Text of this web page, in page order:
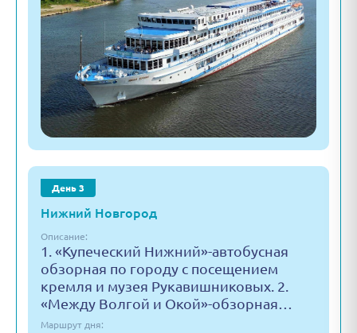
День 3
Нижний Новгород
Описание:
1. «Купеческий Нижний»-автобусная
обзорная по городу с посещением
кремля и музея Рукавишниковых. 2.
«Между Волгой и Окой»-обзорная…
Маршрут дня: